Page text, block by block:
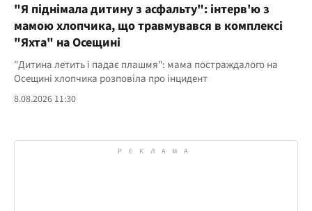
"Я піднімала дитину з асфальту": інтерв'ю з
мамою хлопчика, що травмувався в комплексі
"Яхта" на Осещині
"Дитина летить і падає плашмя": мама постраждалого на
Осещині хлопчика розповіла про інцидент
8.08.2026 11:30